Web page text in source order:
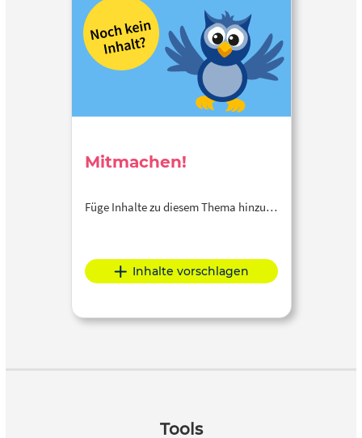
Mitmachen!
Füge Inhalte zu diesem Thema hinzu…
Inhalte vorschlagen
Tools